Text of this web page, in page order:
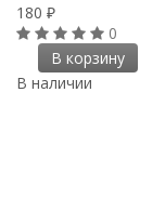
180 ₽
0
В корзину
В наличии